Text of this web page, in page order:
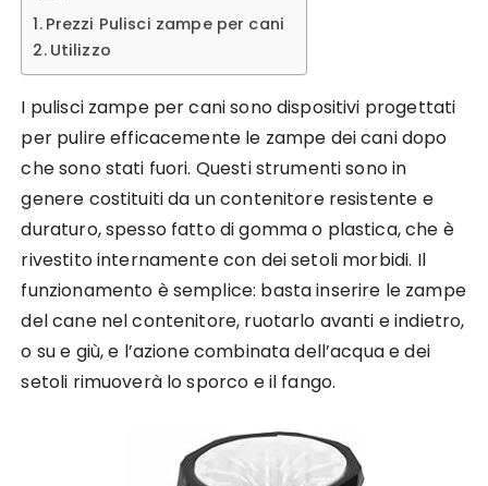
Prezzi Pulisci zampe per cani
Utilizzo
I pulisci zampe per cani sono dispositivi progettati
per pulire efficacemente le zampe dei cani dopo
che sono stati fuori. Questi strumenti sono in
genere costituiti da un contenitore resistente e
duraturo, spesso fatto di gomma o plastica, che è
rivestito internamente con dei setoli morbidi. Il
funzionamento è semplice: basta inserire le zampe
del cane nel contenitore, ruotarlo avanti e indietro,
o su e giù, e l’azione combinata dell’acqua e dei
setoli rimuoverà lo sporco e il fango.